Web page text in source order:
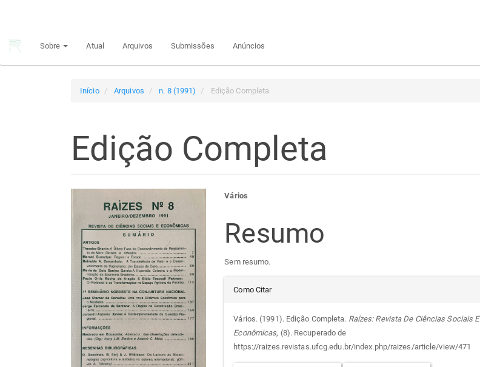
principal
Sobre Atual Arquivos Submissões Anúncios
Início Arquivos n. 8 (1991) Edição Completa
Edição Completa
Barra
lateral
de
artigos
Conteúdo
do
artigo
principal
Vários
Resumo
Sem resumo.
Detalhes
do
artigo
Como Citar
Vários. (1991). Edição Completa. Raízes: Revista De Ciências Sociais E
Econômicas, (8). Recuperado de
https://raizes.revistas.ufcg.edu.br/index.php/raizes/article/view/471